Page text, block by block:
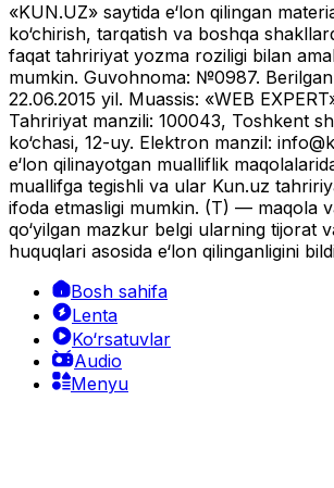
«KUN.UZ» saytida e‘lon qilingan
ko‘chirish, tarqatish va boshqa
faqat tahririyat yozma roziligi bilan
mumkin. Guvohnoma: №0987. Berilgan
22.06.2015 yil. Muassis: «WEB
Tahririyat manzili: 100043, Toshkent
ko‘chasi, 12-uy. Elektron manzil:
e‘lon qilinayotgan mualliflik
muallifga tegishli va ular Kun.uz
ifoda etmasligi mumkin. (T) — maqola
qo‘yilgan mazkur belgi ularning tijorat
huquqlari asosida e‘lon qilinganligini
Bosh sahifa
Lenta
Ko‘rsatuvlar
Audio
Menyu